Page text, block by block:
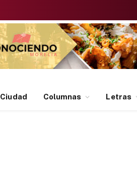
Ciudad Columnas Letras